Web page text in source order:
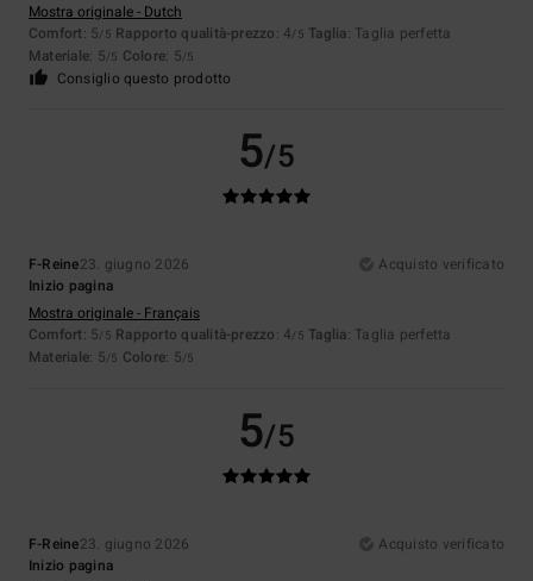
Mostra originale - Dutch
Comfort: 5/5 Rapporto qualità-prezzo: 4/5 Taglia: Taglia perfetta
Materiale: 5/5 Colore: 5/5
Consiglio questo prodotto
5/5
F-Reine23. giugno 2026
Acquisto verificato
Inizio pagina
Mostra originale - Français
Comfort: 5/5 Rapporto qualità-prezzo: 4/5 Taglia: Taglia perfetta
Materiale: 5/5 Colore: 5/5
5/5
F-Reine23. giugno 2026
Acquisto verificato
Inizio pagina